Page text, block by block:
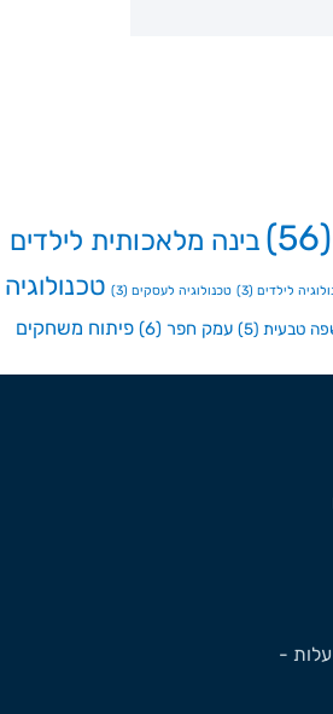
(56)
בינה מלאכותית לילדים
לילדים (3) טכנולוגיה לעסקים (3)
טכנולוגיה
טבעית (5) עמק חפר (6)
פיתוח משחקים
עלות -